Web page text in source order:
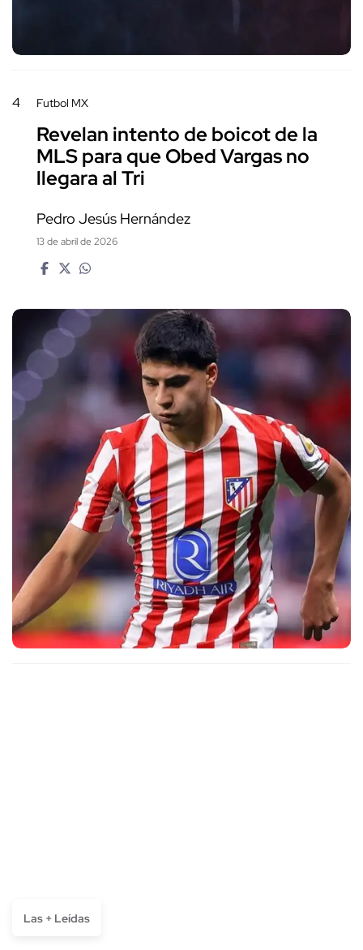
4 Futbol MX
Revelan intento de boicot de la
MLS para que Obed Vargas no
llegara al Tri
Pedro Jesús Hernández
13 de abril de 2026
Las + Leídas